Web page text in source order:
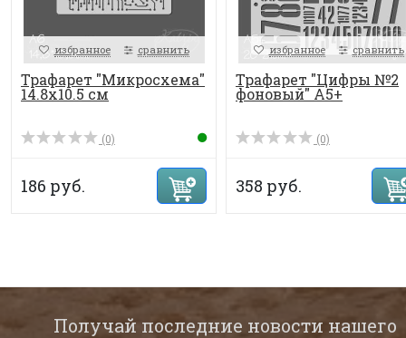
избранное сравнить
Трафарет "Микросхема"
14.8х10.5 см
(0)
186 руб.
избранное сравнить
Трафарет "Цифры №2
фоновый" А5+
(0)
358 руб.
Получай последние новости нашего